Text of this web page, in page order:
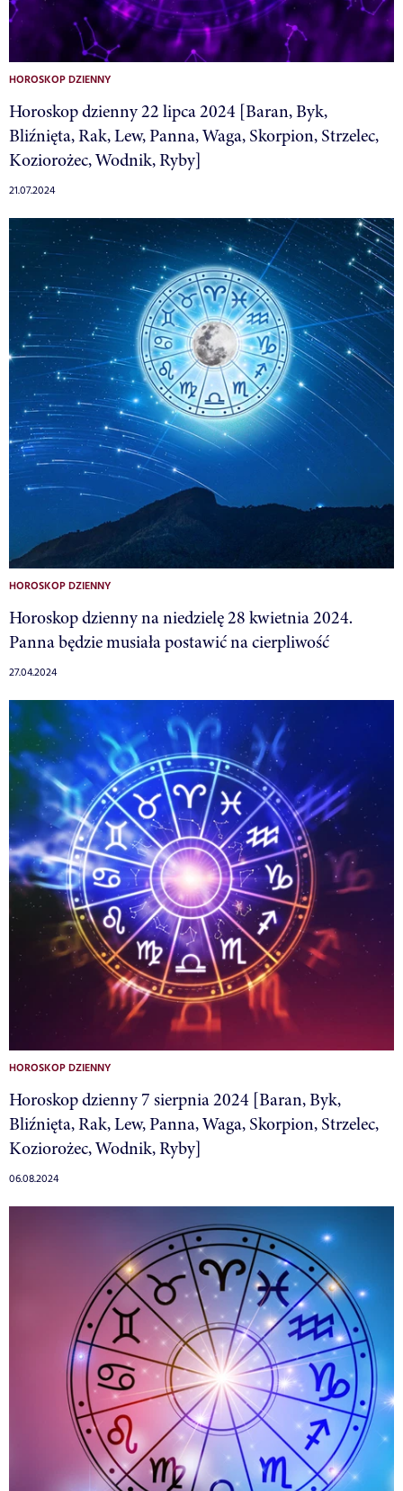
HOROSKOP DZIENNY
Horoskop dzienny 22 lipca 2024 [Baran, Byk,
Bliźnięta, Rak, Lew, Panna, Waga, Skorpion, Strzelec,
Koziorożec, Wodnik, Ryby]
21.07.2024
HOROSKOP DZIENNY
Horoskop dzienny na niedzielę 28 kwietnia 2024.
Panna będzie musiała postawić na cierpliwość
27.04.2024
HOROSKOP DZIENNY
Horoskop dzienny 7 sierpnia 2024 [Baran, Byk,
Bliźnięta, Rak, Lew, Panna, Waga, Skorpion, Strzelec,
Koziorożec, Wodnik, Ryby]
06.08.2024